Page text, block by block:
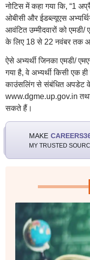
नोटिस में कहा गया कि, “1
ओबीसी और ईडब्ल्यूएस
आवंटित उम्मीदवारों को एमडी/
के लिए 18 से 22 नवंबर तक
ऐसे अभ्यर्थी जिनका एमडी/
गया है, वे अभ्यर्थी किसी एक
काउंसलिंग से संबंधित अपडेट
www.dgme.up.gov.in
सकते हैं।
MAKE
MY TRUSTED